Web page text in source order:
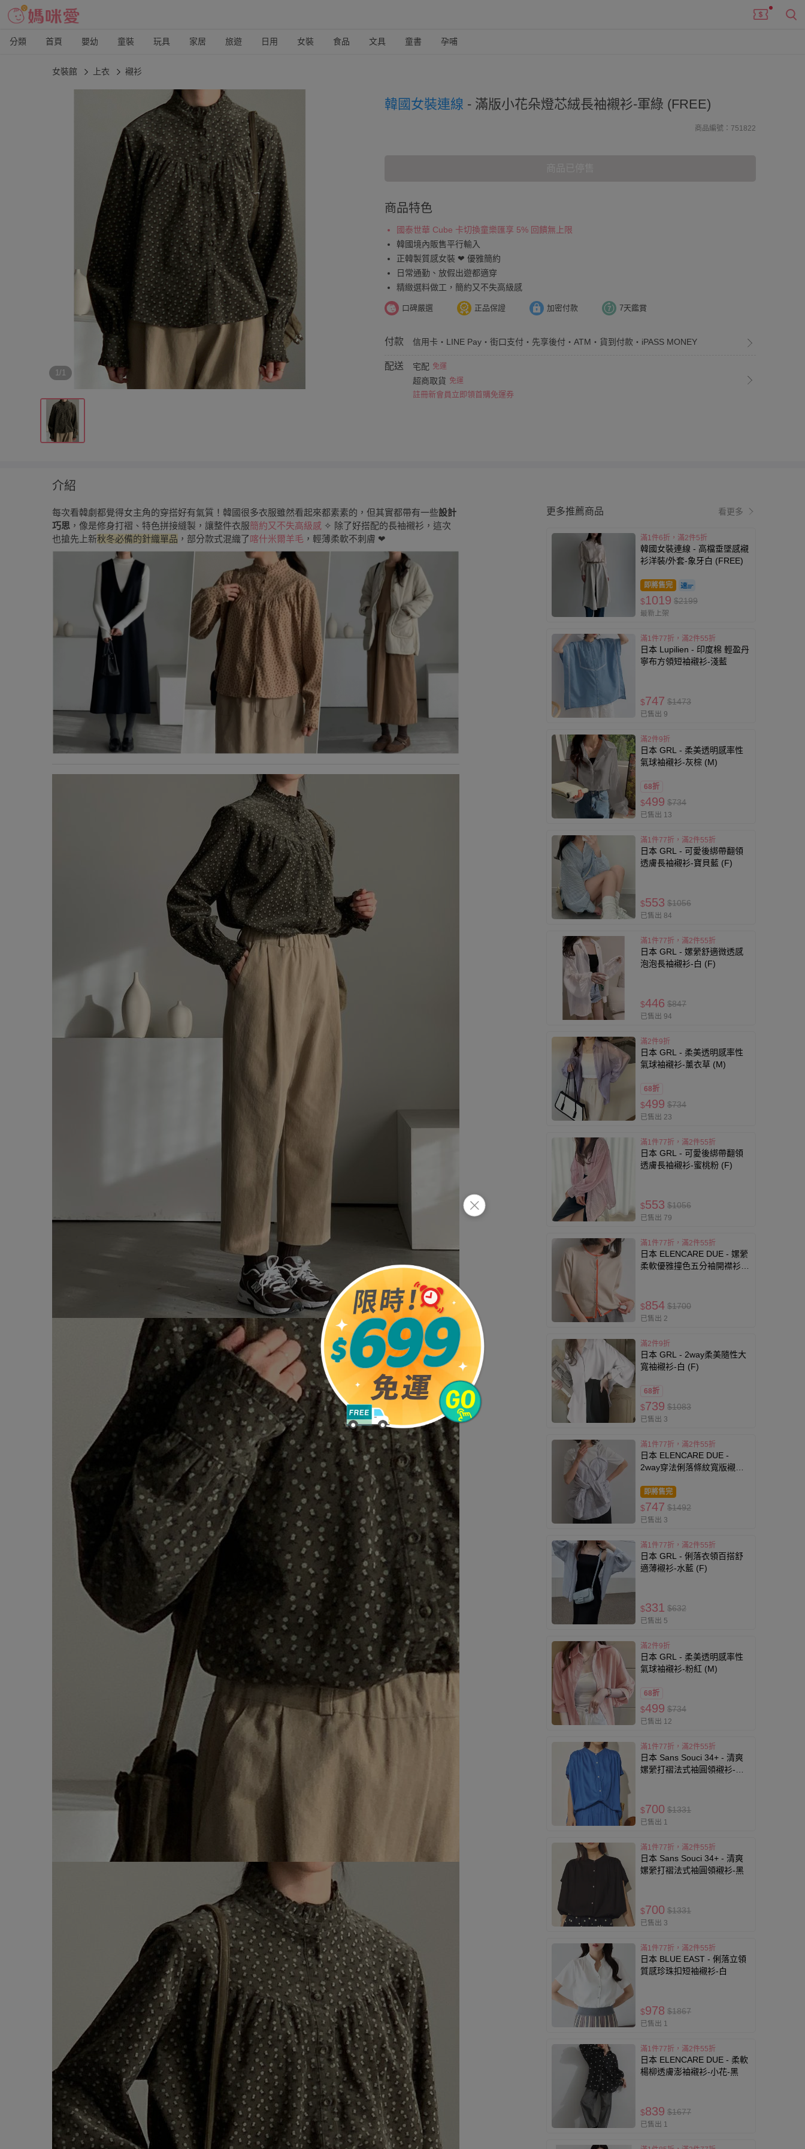
分類 首頁 嬰幼 童裝 玩具 家居 旅遊 日用 女裝 食品 文具 童書 孕哺
女裝館 上衣 襯衫
1/1
韓國女裝連線 - 滿版小花朵燈芯絨長袖襯衫-軍綠 (FREE)
商品編號：751822
商品特色
國泰世華 Cube 卡切換童樂匯享 5% 回饋無上限
韓國境內販售平行輸入
正韓製質感女裝 ❤︎ 優雅簡約
日常通勤、放假出遊都適穿
精緻選料做工，簡約又不失高級感
口碑嚴選 正品保證 加密付款 7天鑑賞
付款 信用卡・LINE Pay・街口支付・先享後付・ATM・貨到付款・iPASS MONEY
配送 宅配 免運
超商取貨 免運
註冊新會員立即領首購免運券
介紹
每次看韓劇都覺得女主角的穿搭好有氣質！韓國很多衣服雖然看起來都素素的，但其實都帶有一些設計
巧思 ，像是修身打褶、特色拼接縫製，讓整件衣服簡約又不失高級感 ✧ 除了好搭配的長袖襯衫，這次
也搶先上新秋冬必備的針織單品 ，部分款式混織了喀什米爾羊毛 ，輕薄柔軟不刺膚 ❤︎
更多推薦商品 看更多
滿1件6折，滿2件5折
韓國女裝連線 - 高檔垂墜感襯
衫洋裝/外套-象牙白 (FREE)
即將售完
$1019 $2199
最新上架
滿1件77折，滿2件55折
日本 Lupilien - 印度棉 輕盈丹
寧布方領短袖襯衫-淺藍
$747 $1473
已售出 9
滿2件9折
日本 GRL - 柔美透明感率性
氣球袖襯衫-灰棕 (M)
68折
$499 $734
已售出 13
滿1件77折，滿2件55折
日本 GRL - 可愛後綁帶翻領
透膚長袖襯衫-寶貝藍 (F)
$553 $1056
已售出 84
滿1件77折，滿2件55折
日本 GRL - 嫘縈舒適微透感
泡泡長袖襯衫-白 (F)
$446 $847
已售出 94
滿2件9折
日本 GRL - 柔美透明感率性
氣球袖襯衫-薰衣草 (M)
68折
$499 $734
已售出 23
滿1件77折，滿2件55折
日本 GRL - 可愛後綁帶翻領
透膚長袖襯衫-蜜桃粉 (F)
$553 $1056
已售出 79
滿1件77折，滿2件55折
日本 ELENCARE DUE - 嫘縈
柔軟優雅撞色五分袖開襟衫-
$854 $1700
已售出 2
滿2件9折
日本 GRL - 2way柔美隨性大
寬袖襯衫-白 (F)
68折
$739 $1083
已售出 3
滿1件77折，滿2件55折
日本 ELENCARE DUE -
2way穿法俐落條紋寬版襯衫-
即將售完
$747 $1492
已售出 3
滿1件77折，滿2件55折
日本 GRL - 俐落衣領百搭舒
適薄襯衫-水藍 (F)
$331 $632
已售出 5
滿2件9折
日本 GRL - 柔美透明感率性
氣球袖襯衫-粉紅 (M)
68折
$499 $734
已售出 12
滿1件77折，滿2件55折
日本 Sans Souci 34+ - 清爽
嫘縈打褶法式袖圓領襯衫-寶
$700 $1331
已售出 1
滿1件77折，滿2件55折
日本 Sans Souci 34+ - 清爽
嫘縈打褶法式袖圓領襯衫-黑
$700 $1331
已售出 3
滿1件77折，滿2件55折
日本 BLUE EAST - 俐落立領
質感珍珠扣短袖襯衫-白
$978 $1867
已售出 1
滿1件77折，滿2件55折
日本 ELENCARE DUE - 柔軟
楊柳透膚澎袖襯衫-小花-黑
$839 $1677
已售出 1